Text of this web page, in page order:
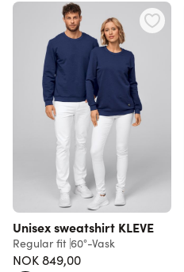
Unisex sweatshirt KLEVE
Regular fit 60°-Vask
NOK 849,00